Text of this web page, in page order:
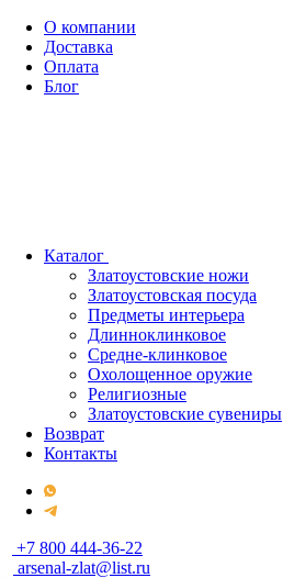
О компании
Доставка
Оплата
Блог
Каталог
Златоустовские ножи
Златоустовская посуда
Предметы интерьера
Длинноклинковое
Средне-клинковое
Охолощенное оружие
Религиозные
Златоустовские сувениры
Возврат
Контакты
+7 800 444-36-22
arsenal-zlat@list.ru